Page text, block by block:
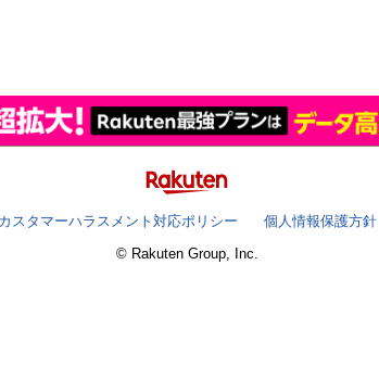
カスタマーハラスメント対応ポリシー
個人情報保護方針
© Rakuten Group, Inc.